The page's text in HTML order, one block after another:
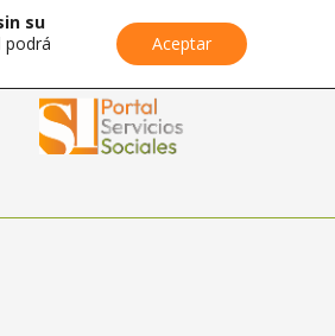
su
podrá
Aceptar